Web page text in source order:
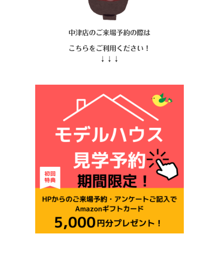
中津店のご来場予約の際は
こちらをご利用ください ！
↓↓↓